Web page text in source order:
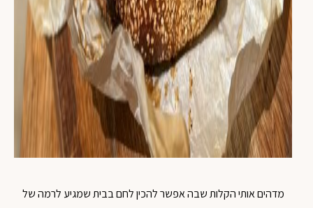
מדהים אותי הקלות שבה אפשר להכין לחם בבית שמגיע לרמה של